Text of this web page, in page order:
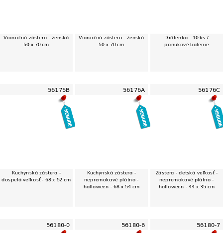
Vianočná zástera - ženská
50 x 70 cm
Vianočná zástera - ženská
50 x 70 cm
Drôtenka - 10 ks /
ponukové balenie
56175B
Kuchynská zástera -
dospelá veľkosť - 68 x 52 cm
56176A
Kuchynská zástera -
nepremokavé plátno -
halloween - 68 x 54 cm
56176C
Zástera - detská veľkosť -
nepremokavé plátno -
halloween - 44 x 35 cm
56180-0 56180-6 56180-7